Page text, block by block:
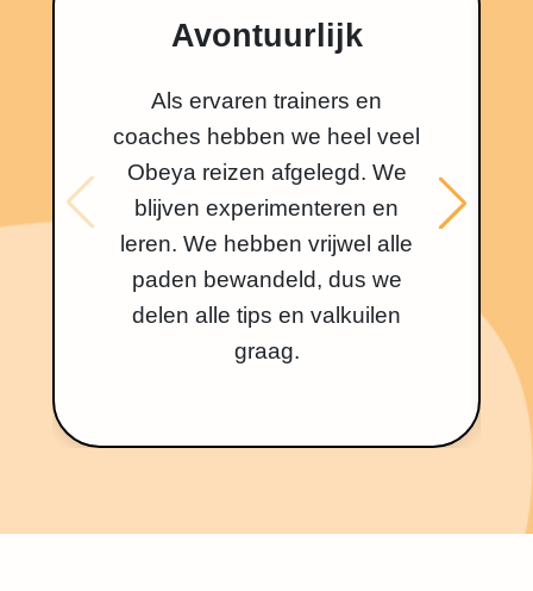
Avontuurlijk
Als ervaren trainers en
coaches hebben we heel veel
Obeya reizen afgelegd. We
blijven experimenteren en
leren. We hebben vrijwel alle
paden bewandeld, dus we
delen alle tips en valkuilen
graag.